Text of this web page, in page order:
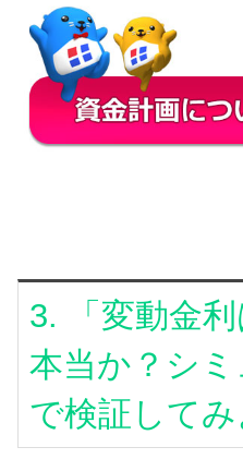
3. 「変動金
本当か？シ
で検証してみ